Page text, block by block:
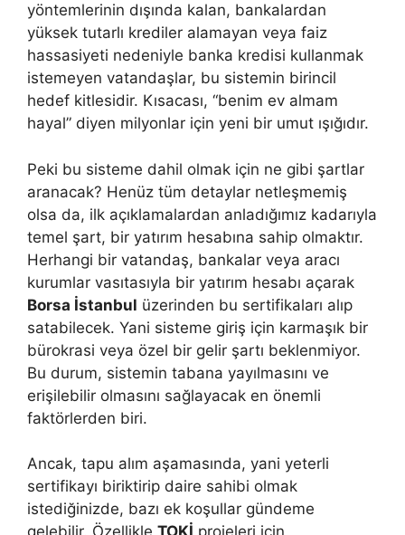
yöntemlerinin dışında kalan, bankalardan
yüksek tutarlı krediler alamayan veya faiz
hassasiyeti nedeniyle banka kredisi kullanmak
istemeyen vatandaşlar, bu sistemin birincil
hedef kitlesidir. Kısacası, “benim ev almam
hayal” diyen milyonlar için yeni bir umut ışığıdır.
Peki bu sisteme dahil olmak için ne gibi şartlar
aranacak? Henüz tüm detaylar netleşmemiş
olsa da, ilk açıklamalardan anladığımız kadarıyla
temel şart, bir yatırım hesabına sahip olmaktır.
Herhangi bir vatandaş, bankalar veya aracı
kurumlar vasıtasıyla bir yatırım hesabı açarak
Borsa İstanbul üzerinden bu sertifikaları alıp
satabilecek. Yani sisteme giriş için karmaşık bir
bürokrasi veya özel bir gelir şartı beklenmiyor.
Bu durum, sistemin tabana yayılmasını ve
erişilebilir olmasını sağlayacak en önemli
faktörlerden biri.
Ancak, tapu alım aşamasında, yani yeterli
sertifikayı biriktirip daire sahibi olmak
istediğinizde, bazı ek koşullar gündeme